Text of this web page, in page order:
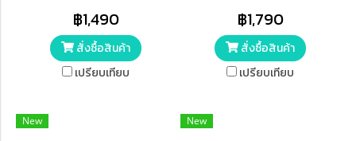
การเดินไปห้องน้ำ สามารถนั่งถ่าย
ได้ง่ายและสะดวกสบาย หลีกเลี่ยง
อุบัติเหตุ สามารถนำไปคร่อม
โถส้วมได้ทุกประเภท
฿1,490
สั่งซื้อสินค้า
เปรียบเทียบ
ลอยด์ เบาะนั่งและพนักพิงหลัง
ผลิตจากพลาสติกคุณภาพดี แข็ง
แรง ทนทาน ขอบมน
฿1,790
สั่งซื้อสินค้า
เปรียบเทียบ
New New